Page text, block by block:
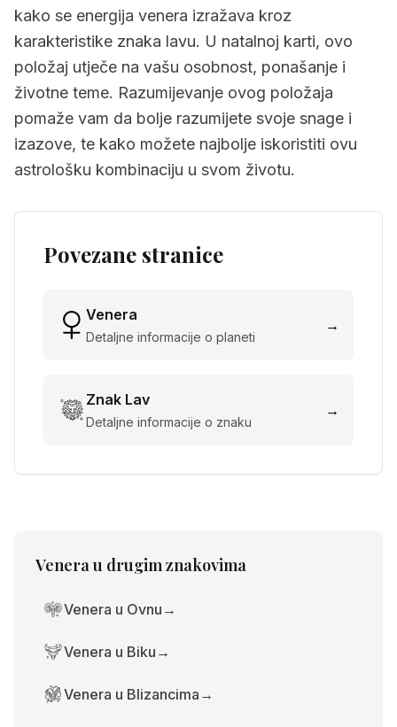
kako se energija venera izražava kroz
karakteristike znaka lavu. U natalnoj karti, ovo
položaj utječe na vašu osobnost, ponašanje i
životne teme. Razumijevanje ovog položaja
pomaže vam da bolje razumijete svoje snage i
izazove, te kako možete najbolje iskoristiti ovu
astrološku kombinaciju u svom životu.
Povezane stranice
Venera
Detaljne informacije o planeti
→
Znak Lav
Detaljne informacije o znaku
→
Venerau drugim znakovima
Venera u Ovnu →
Venera u Biku →
Venera u Blizancima →